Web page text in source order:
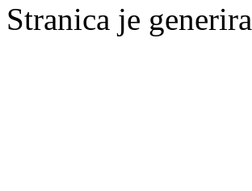
Stranica je